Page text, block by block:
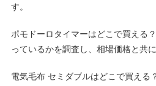
す。
ポモドーロタイマーはどこで買える
っているかを調査し、相場価格と共
電気毛布 セミダブルはどこで買える